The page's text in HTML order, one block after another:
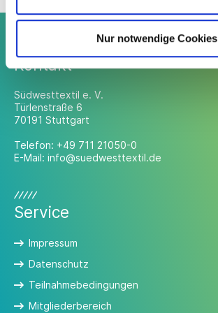
Nur notwendige Cookies
Kontakt
Südwesttextil e. V.
Türlenstraße 6
70191 Stuttgart
Telefon: +49 711 21050-0
E-Mail: info@suedwesttextil.de
Service
Impressum
Datenschutz
Teilnahmebedingungen
Mitgliederbereich